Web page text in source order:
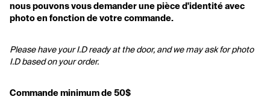
nous pouvons vous demander une pièce d'identité avec
photo en fonction de votre commande.
Please have your I.D ready at the door, and we may ask for photo
I.D based on your order.
Commande minimum de 50$